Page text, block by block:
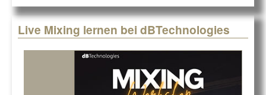
Live Mixing lernen bei dBTechnologies